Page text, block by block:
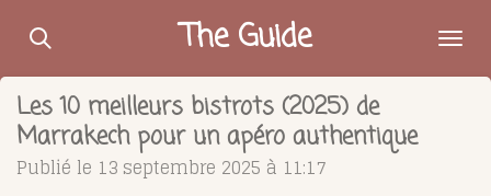
Passer
contenu
principal
The Guide
Les 10 meilleurs bistrots (2025) de
Marrakech pour un apéro authentique
Publié le 13 septembre 2025 à 11:17